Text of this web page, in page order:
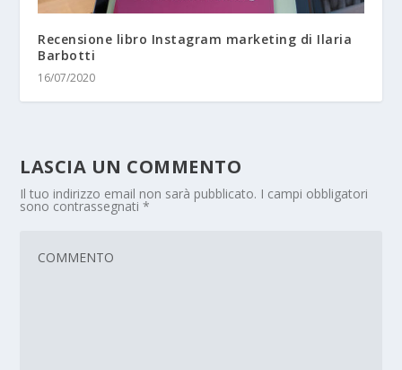
Recensione libro Instagram marketing di Ilaria
Barbotti
16/07/2020
LASCIA UN COMMENTO
Il tuo indirizzo email non sarà pubblicato. I campi obbligatori
sono contrassegnati*